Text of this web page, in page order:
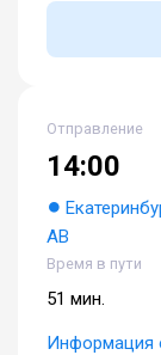
Отправление
14:00
АВ
Время в пути
51 мин.
Информация